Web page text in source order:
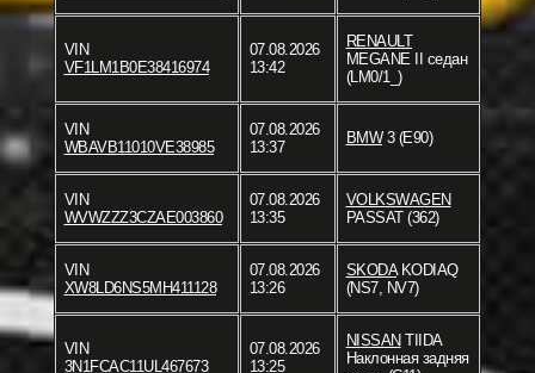
VIN
VF1LM1B0E38416974
07.08.2026
13:42
RENAULT
MEGANE II седан
(LM0/1_)
VIN
WBAVB11010VE38985
07.08.2026
13:37
BMW3 (E90)
VIN
WVWZZZ3CZAE003860
07.08.2026
13:35
VOLKSWAGEN
PASSAT (362)
VIN
XW8LD6NS5MH411128
07.08.2026
13:26
SKODAKODIAQ
(NS7, NV7)
VIN
3N1FCAC11UL467673
07.08.2026
13:25
NISSAN TIIDA
Наклонная задняя